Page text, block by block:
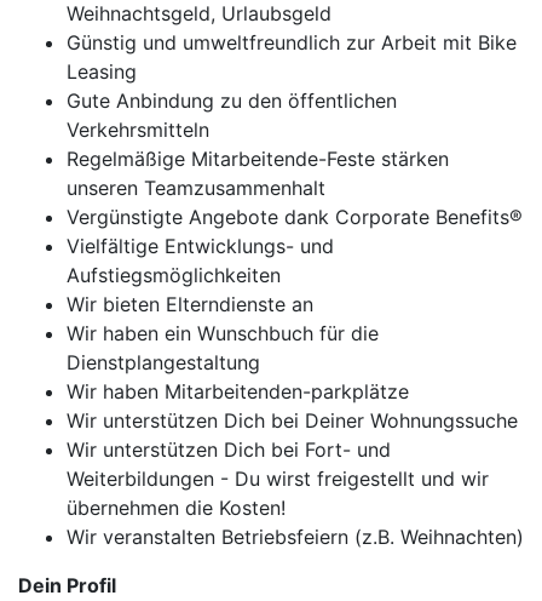
Weihnachtsgeld, Urlaubsgeld
Günstig und umweltfreundlich zur Arbeit mit Bike
Leasing
Gute Anbindung zu den öffentlichen
Verkehrsmitteln
Regelmäßige Mitarbeitende-Feste stärken
unseren Teamzusammenhalt
Vergünstigte Angebote dank Corporate Benefits®
Vielfältige Entwicklungs- und
Aufstiegsmöglichkeiten
Wir bieten Elterndienste an
Wir haben ein Wunschbuch für die
Dienstplangestaltung
Wir haben Mitarbeitenden-parkplätze
Wir unterstützen Dich bei Deiner Wohnungssuche
Wir unterstützen Dich bei Fort- und
Weiterbildungen - Du wirst freigestellt und wir
übernehmen die Kosten!
Wir veranstalten Betriebsfeiern (z.B. Weihnachten)
Dein Profil